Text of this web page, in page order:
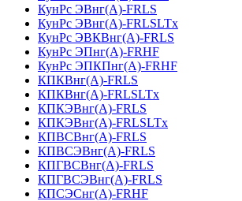
КунРс ЭВнг(А)-FRLS
КунРс ЭВнг(А)-FRLSLTx
КунРс ЭВКВнг(А)-FRLS
КунРс ЭПнг(А)-FRHF
КунРс ЭПКПнг(А)-FRHF
КПКВнг(А)-FRLS
КПКВнг(А)-FRLSLTx
КПКЭВнг(А)-FRLS
КПКЭВнг(А)-FRLSLTx
КПВСВнг(А)-FRLS
КПВСЭВнг(А)-FRLS
КПГВСВнг(А)-FRLS
КПГВСЭВнг(А)-FRLS
КПСЭСнг(А)-FRHF